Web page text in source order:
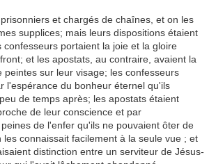
et chargés de chaînes, et on les
supplices; mais leurs dispositions étaient
confesseurs portaient la joie et la gloire
et les apostats, au contraire, avaient la
peintes sur leur visage; les confesseurs
l'espérance du bonheur éternel qu'ils
de temps après; les apostats étaient
de leur conscience et par
de l'enfer qu'ils ne pouvaient ôter de
les connaissait facilement à la seule vue ; et
distinction entre un serviteur de Jésus-